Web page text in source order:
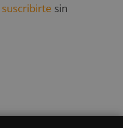
suscribirte sin